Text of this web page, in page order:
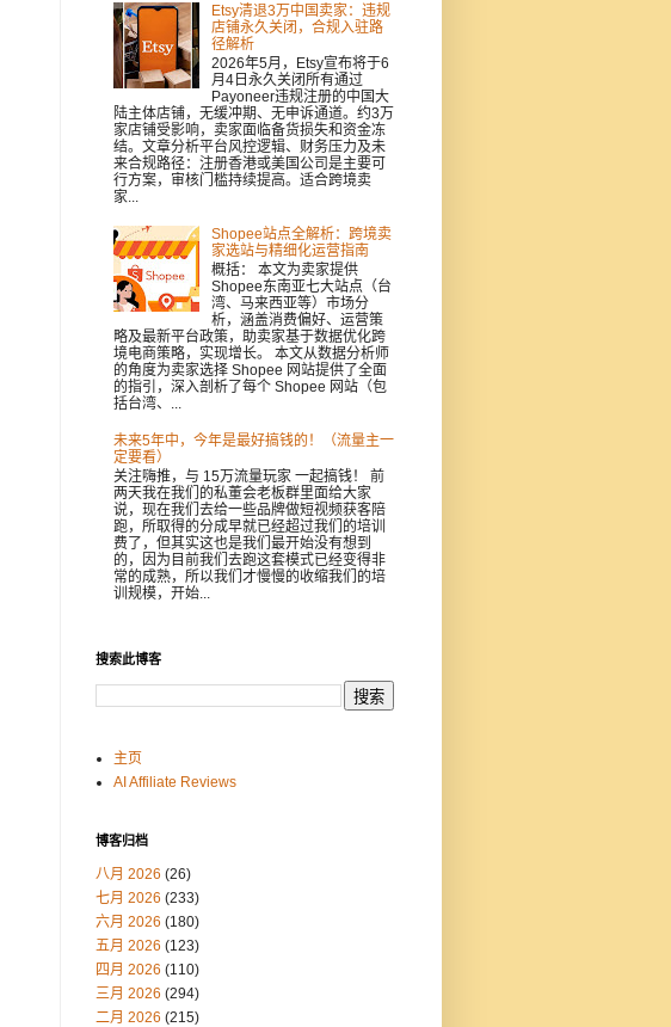
Etsy清退3万中国卖家：违规
店铺永久关闭，合规入驻路
径解析
2026年5月，Etsy宣布将于6
月4日永久关闭所有通过
Payoneer违规注册的中国大
陆主体店铺，无缓冲期、无申诉通道。约3万
家店铺受影响，卖家面临备货损失和资金冻
结。文章分析平台风控逻辑、财务压力及未
来合规路径：注册香港或美国公司是主要可
行方案，审核门槛持续提高。适合跨境卖
家...
Shopee站点全解析：跨境卖
家选站与精细化运营指南
概括： 本文为卖家提供
Shopee东南亚七大站点（台
湾、马来西亚等）市场分
析，涵盖消费偏好、运营策
略及最新平台政策，助卖家基于数据优化跨
境电商策略，实现增长。 本文从数据分析师
的角度为卖家选择 Shopee 网站提供了全面
的指引，深入剖析了每个 Shopee 网站（包
括台湾、...
未来5年中，今年是最好搞钱的！（流量主一
定要看）
关注嗨推，与 15万流量玩家 一起搞钱！ 前
两天我在我们的私董会老板群里面给大家
说，现在我们去给一些品牌做短视频获客陪
跑，所取得的分成早就已经超过我们的培训
费了，但其实这也是我们最开始没有想到
的，因为目前我们去跑这套模式已经变得非
常的成熟，所以我们才慢慢的收缩我们的培
训规模，开始...
搜索此博客
主页
AI Affiliate Reviews
博客归档
八月 2026 (26)
七月 2026 (233)
六月 2026 (180)
五月 2026 (123)
四月 2026 (110)
三月 2026 (294)
二月 2026 (215)